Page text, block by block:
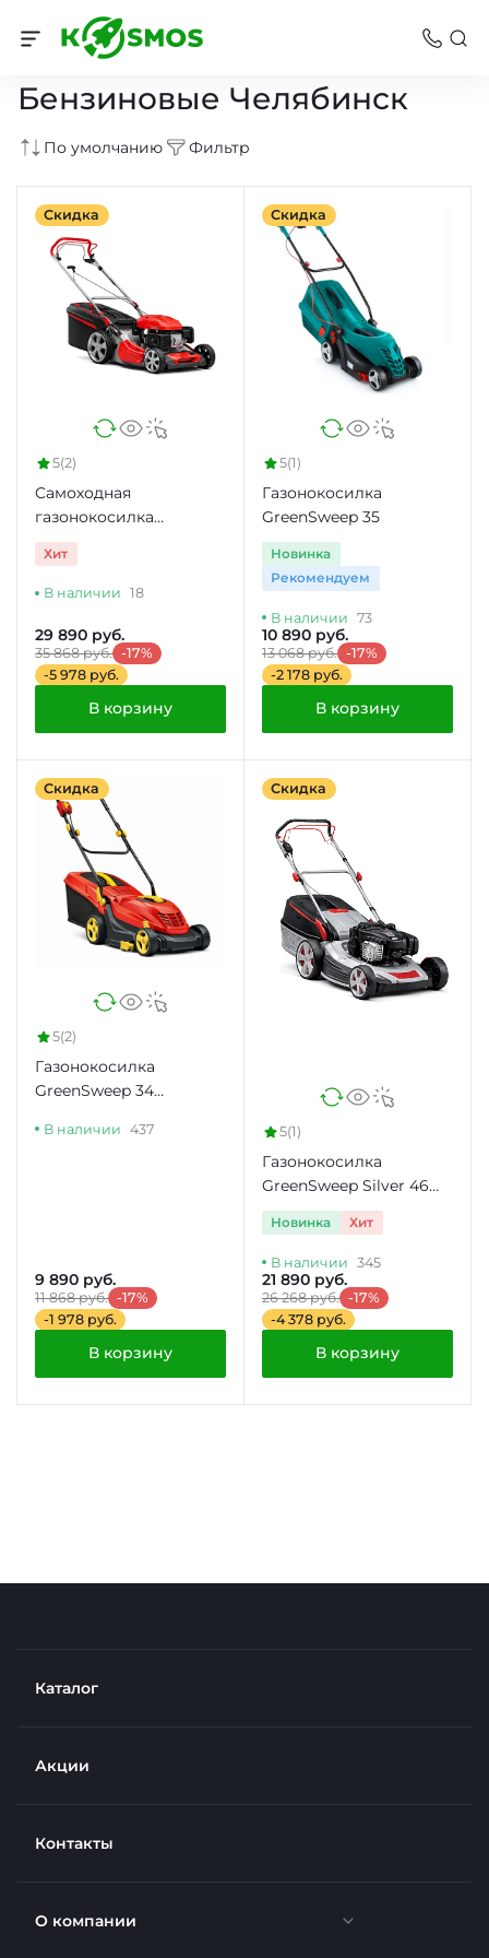
Газонокосилки Челябинск
Бензиновые Челябинск
По умолчанию Фильтр
Скидка
5(2)
Cамоходная
газонокосилка
GreenSweep 34
(0.600.8A6.101)
Хит
В наличии 18
29 890 руб.
35 868 руб. -17%
-5 978 руб.
В корзину
Скидка
5(1)
Газонокосилка
GreenSweep 35
Новинка
Рекомендуем
В наличии 73
10 890 руб.
13 068 руб. -17%
-2 178 руб.
В корзину
Скидка
5(2)
Газонокосилка
GreenSweep 34
В наличии 437
9 890 руб.
11 868 руб. -17%
-1 978 руб.
В корзину
Скидка
5(1)
Газонокосилка
GreenSweep Silver 46
BR Comfort
Новинка Хит
В наличии 345
21 890 руб.
26 268 руб. -17%
-4 378 руб.
В корзину
Каталог
Акции
Контакты
О компании